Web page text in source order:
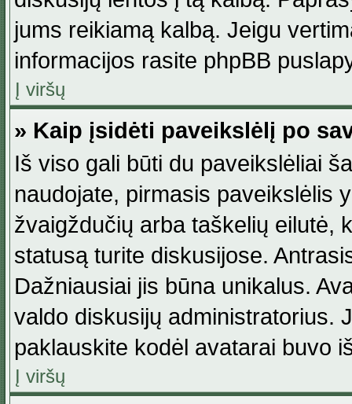
jums reikiamą kalbą. Jeigu
informacijos rasite phpBB
Į viršų
» Kaip įsidėti paveikslėlį po
Iš viso gali būti du paveikslėliai
naudojate, pirmasis paveikslėlis
žvaigždučių arba taškelių eilutė,
statusą turite diskusijose.
Dažniausiai jis būna unikalus.
valdo diskusijų administratorius.
paklauskite kodėl avatarai buvo
Į viršų